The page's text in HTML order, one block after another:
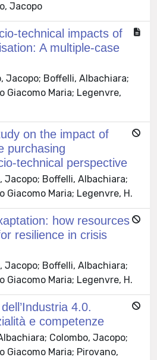
Jacopo
technical impacts of
A multiple-case
Jacopo; Boffelli, Albachiara;
Giacomo Maria; Legenvre,
on the impact of
purchasing
technical perspective
Jacopo; Boffelli, Albachiara;
Giacomo Maria; Legenvre, H.
how resources
resilience in crisis
Jacopo; Boffelli, Albachiara;
Giacomo Maria; Legenvre, H.
4.0.
e competenze
Colombo, Jacopo;
Giacomo Maria; Pirovano,